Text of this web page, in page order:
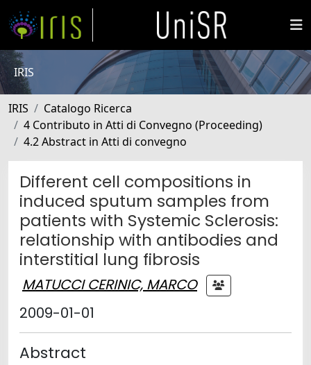
IRIS
IRIS
Catalogo Ricerca
4 Contributo in Atti di Convegno (Proceeding)
4.2 Abstract in Atti di convegno
Different cell compositions in
induced sputum samples from
patients with Systemic Sclerosis:
relationship with antibodies and
interstitial lung fibrosis
MATUCCI CERINIC, MARCO
2009-01-01
Abstract